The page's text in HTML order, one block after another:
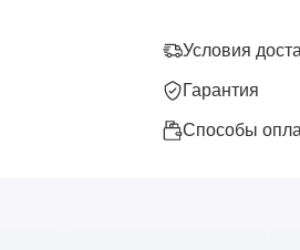
Условия
Гарантия
Способы